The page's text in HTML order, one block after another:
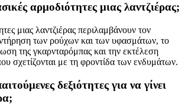
αρμοδιότητες μιας λαντζιέρας;
μιας λαντζιέρας περιλαμβάνουν τον
των ρούχων και των υφασμάτων, το
της γκαρνταρόμπας και την εκτέλεση
σχετίζονται με τη φροντίδα των ενδυμάτων.
δεξιότητες για να γίνει